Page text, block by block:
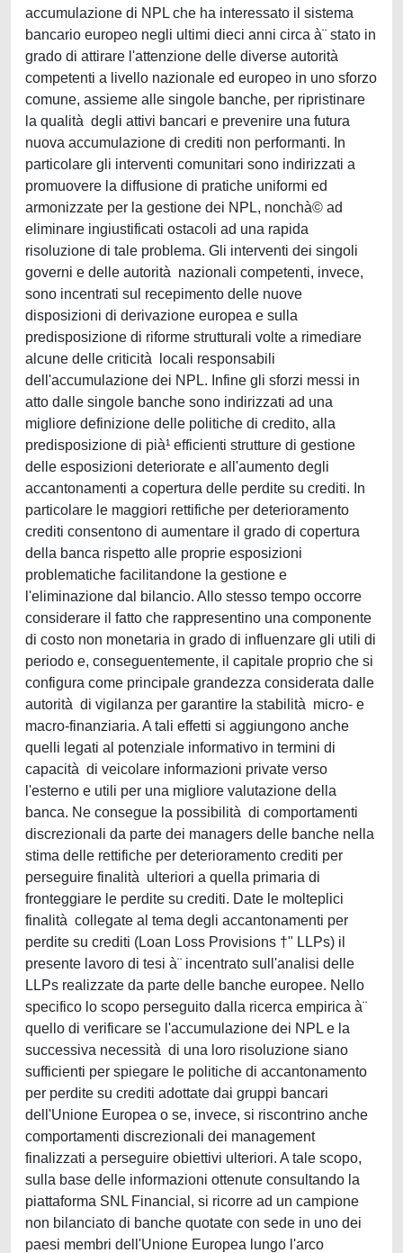
accumulazione di NPL che ha interessato il sistema
bancario europeo negli ultimi dieci anni circa à¨ stato in
grado di attirare l'attenzione delle diverse autorità
competenti a livello nazionale ed europeo in uno sforzo
comune, assieme alle singole banche, per ripristinare
la qualità degli attivi bancari e prevenire una futura
nuova accumulazione di crediti non performanti. In
particolare gli interventi comunitari sono indirizzati a
promuovere la diffusione di pratiche uniformi ed
armonizzate per la gestione dei NPL, nonchà© ad
eliminare ingiustificati ostacoli ad una rapida
risoluzione di tale problema. Gli interventi dei singoli
governi e delle autorità nazionali competenti, invece,
sono incentrati sul recepimento delle nuove
disposizioni di derivazione europea e sulla
predisposizione di riforme strutturali volte a rimediare
alcune delle criticità locali responsabili
dell'accumulazione dei NPL. Infine gli sforzi messi in
atto dalle singole banche sono indirizzati ad una
migliore definizione delle politiche di credito, alla
predisposizione di pià¹ efficienti strutture di gestione
delle esposizioni deteriorate e all'aumento degli
accantonamenti a copertura delle perdite su crediti. In
particolare le maggiori rettifiche per deterioramento
crediti consentono di aumentare il grado di copertura
della banca rispetto alle proprie esposizioni
problematiche facilitandone la gestione e
l'eliminazione dal bilancio. Allo stesso tempo occorre
considerare il fatto che rappresentino una componente
di costo non monetaria in grado di influenzare gli utili di
periodo e, conseguentemente, il capitale proprio che si
configura come principale grandezza considerata dalle
autorità di vigilanza per garantire la stabilità micro- e
macro-finanziaria. A tali effetti si aggiungono anche
quelli legati al potenziale informativo in termini di
capacità di veicolare informazioni private verso
l'esterno e utili per una migliore valutazione della
banca. Ne consegue la possibilità di comportamenti
discrezionali da parte dei managers delle banche nella
stima delle rettifiche per deterioramento crediti per
perseguire finalità ulteriori a quella primaria di
fronteggiare le perdite su crediti. Date le molteplici
finalità collegate al tema degli accantonamenti per
perdite su crediti (Loan Loss Provisions †" LLPs) il
presente lavoro di tesi à¨ incentrato sull'analisi delle
LLPs realizzate da parte delle banche europee. Nello
specifico lo scopo perseguito dalla ricerca empirica à¨
quello di verificare se l'accumulazione dei NPL e la
successiva necessità di una loro risoluzione siano
sufficienti per spiegare le politiche di accantonamento
per perdite su crediti adottate dai gruppi bancari
dell'Unione Europea o se, invece, si riscontrino anche
comportamenti discrezionali dei management
finalizzati a perseguire obiettivi ulteriori. A tale scopo,
sulla base delle informazioni ottenute consultando la
piattaforma SNL Financial, si ricorre ad un campione
non bilanciato di banche quotate con sede in uno dei
paesi membri dell'Unione Europea lungo l'arco